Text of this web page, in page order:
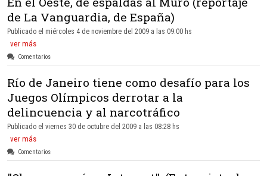
de La Vanguardia, de España)
Publicado el miércoles 4 de noviembre del 2009 a las 09:00 hs
ver más
Comentarios
Río de Janeiro tiene como desafío para los
Juegos Olímpicos derrotar a la
delincuencia y al narcotráfico
Publicado el viernes 30 de octubre del 2009 a las 08:28 hs
ver más
Comentarios